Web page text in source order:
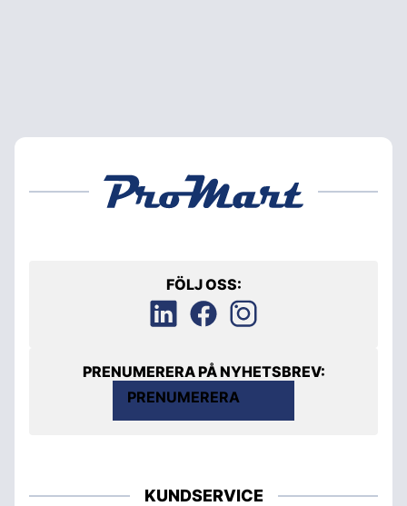
FÖLJ OSS:
PRENUMERERA PÅ NYHETSBREV:
PRENUMERERA
KUNDSERVICE